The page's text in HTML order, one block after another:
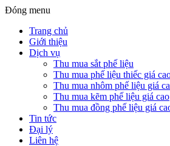
Đóng menu
Trang chủ
Giới thiệu
Dịch vụ
Thu mua sắt phế liệu
Thu mua phế liệu thiếc giá
Thu mua nhôm phế liệu giá
Thu mua kẽm phế liệu giá cao
Thu mua đồng phế liệu giá
Tin tức
Đại lý
Liên hệ